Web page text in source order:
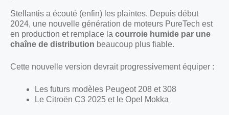
Stellantis a écouté (enfin) les plaintes. Depuis début
2024, une nouvelle génération de moteurs PureTech est
en production et remplace la courroie humide par une
chaîne de distribution beaucoup plus fiable.
Cette nouvelle version devrait progressivement équiper :
Les futurs modèles Peugeot 208 et 308
Le Citroën C3 2025 et le Opel Mokka